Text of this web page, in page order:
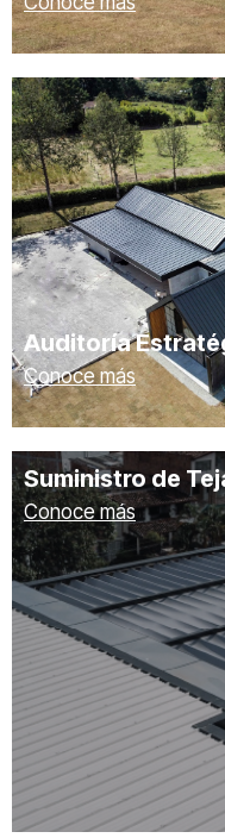
Auditoría
Conoce más
Suministro de
Conoce más